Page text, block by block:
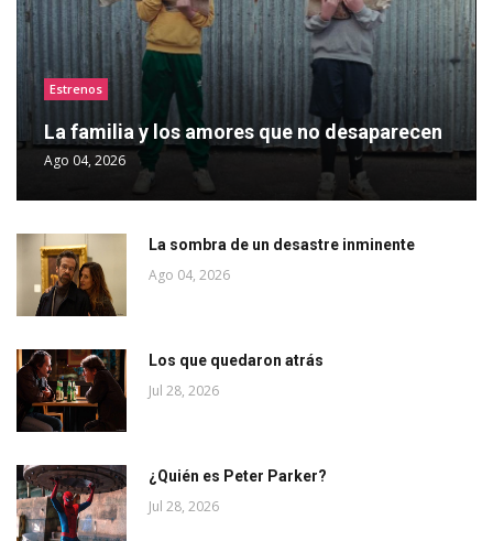
Estrenos
La familia y los amores que no desaparecen
Ago 04, 2026
La sombra de un desastre inminente
Ago 04, 2026
Los que quedaron atrás
Jul 28, 2026
¿Quién es Peter Parker?
Jul 28, 2026